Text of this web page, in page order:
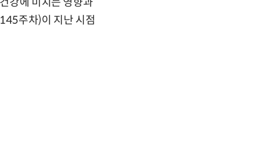
주차)이 지난 시점